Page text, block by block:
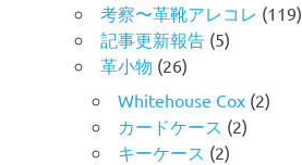
考察〜革靴アレコレ (119)
記事更新報告 (5)
革小物 (26)
Whitehouse Cox (2)
カードケース (2)
キーケース (2)